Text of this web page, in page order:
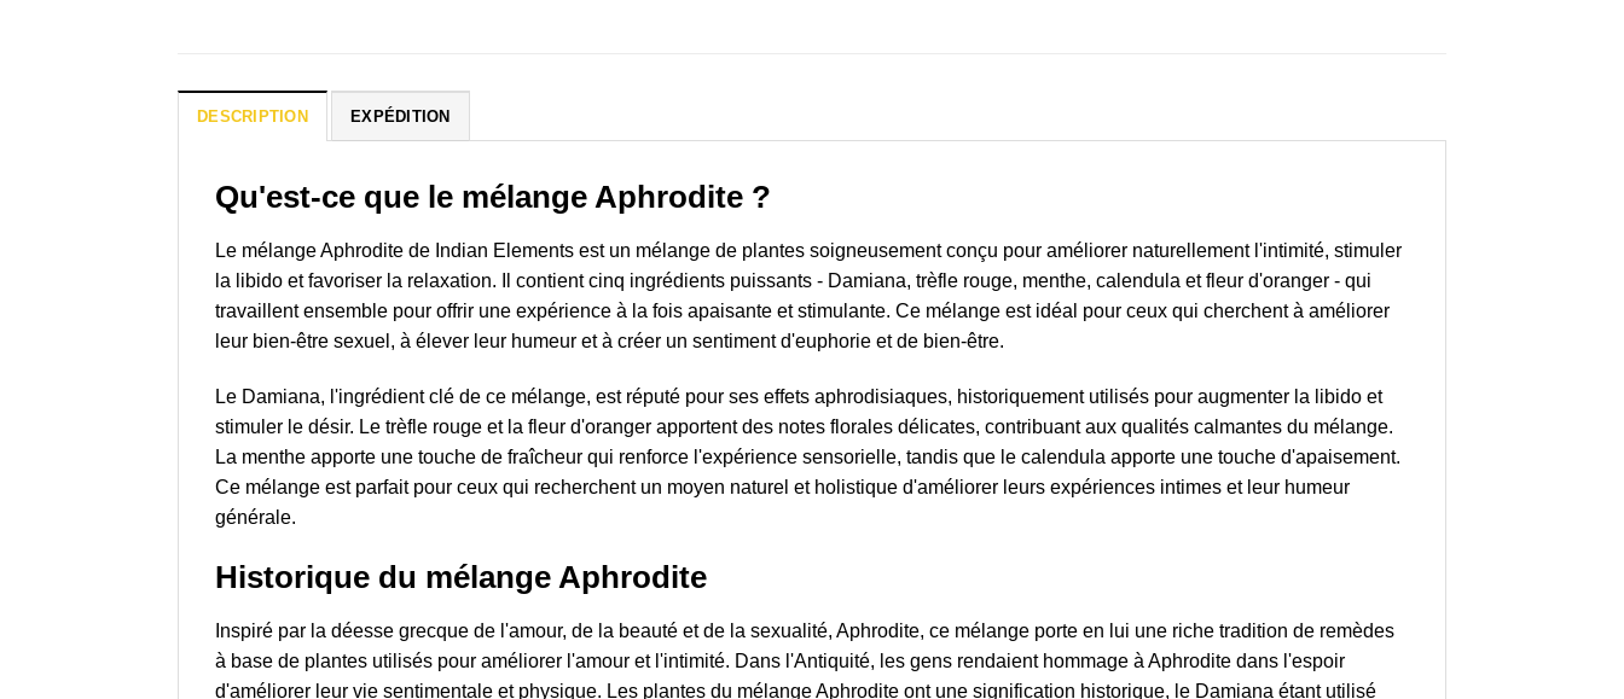
DESCRIPTION EXPÉDITION
Qu'est-ce que le mélange Aphrodite ?
Le mélange Aphrodite de Indian Elements est un mélange de plantes soigneusement conçu pour améliorer naturellement l'intimité, stimuler
la libido et favoriser la relaxation. Il contient cinq ingrédients puissants - Damiana, trèfle rouge, menthe, calendula et fleur d'oranger - qui
travaillent ensemble pour offrir une expérience à la fois apaisante et stimulante. Ce mélange est idéal pour ceux qui cherchent à améliorer
leur bien-être sexuel, à élever leur humeur et à créer un sentiment d'euphorie et de bien-être.
Le Damiana, l'ingrédient clé de ce mélange, est réputé pour ses effets aphrodisiaques, historiquement utilisés pour augmenter la libido et
stimuler le désir. Le trèfle rouge et la fleur d'oranger apportent des notes florales délicates, contribuant aux qualités calmantes du mélange.
La menthe apporte une touche de fraîcheur qui renforce l'expérience sensorielle, tandis que le calendula apporte une touche d'apaisement.
Ce mélange est parfait pour ceux qui recherchent un moyen naturel et holistique d'améliorer leurs expériences intimes et leur humeur
générale.
Historique du mélange Aphrodite
Inspiré par la déesse grecque de l'amour, de la beauté et de la sexualité, Aphrodite, ce mélange porte en lui une riche tradition de remèdes
à base de plantes utilisés pour améliorer l'amour et l'intimité. Dans l'Antiquité, les gens rendaient hommage à Aphrodite dans l'espoir
d'améliorer leur vie sentimentale et physique. Les plantes du mélange Aphrodite ont une signification historique, le Damiana étant utilisé